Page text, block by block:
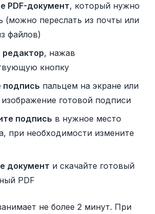
PDF-документ, который нужно
(можно переслать из почты или
файлов)
редактор, нажав
кнопку
подпись пальцем на экране или
изображение готовой подписи
подпись в нужное место
при необходимости измените
документ и скачайте готовый
PDF
не более 2 минут. При